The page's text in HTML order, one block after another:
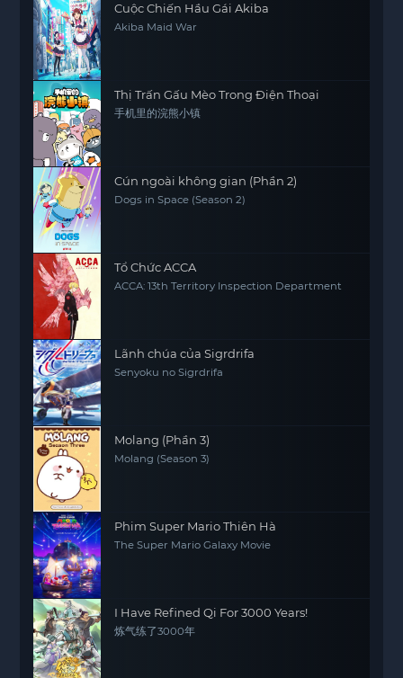
Cuộc Chiến Hầu Gái Akiba
Akiba Maid War
Thị Trấn Gấu Mèo Trong Điện Thoại
手机里的浣熊小镇
Cún ngoài không gian (Phần 2)
Dogs in Space (Season 2)
Tổ Chức ACCA
ACCA: 13th Territory Inspection Department
Lãnh chúa của Sigrdrifa
Senyoku no Sigrdrifa
Molang (Phần 3)
Molang (Season 3)
Phim Super Mario Thiên Hà
The Super Mario Galaxy Movie
I Have Refined Qi For 3000 Years!
炼气练了3000年